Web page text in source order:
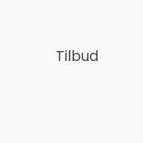
Tilbud